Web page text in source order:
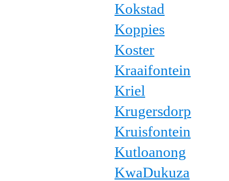
Kokstad
Koppies
Koster
Kraaifontein
Kriel
Krugersdorp
Kruisfontein
Kutloanong
KwaDukuza